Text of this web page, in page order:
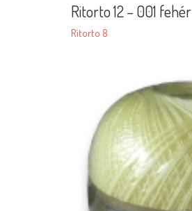
Ritorto 12 – 001 fehér
Ritorto 8